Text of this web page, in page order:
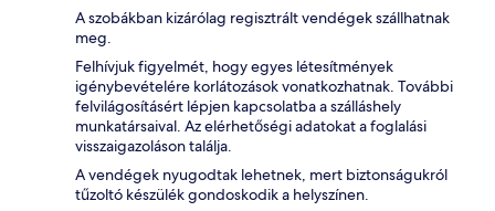
A szobákban kizárólag regisztrált vendégek szállhatnak
meg.
Felhívjuk figyelmét, hogy egyes létesítmények
igénybevételére korlátozások vonatkozhatnak. További
felvilágosításért lépjen kapcsolatba a szálláshely
munkatársaival. Az elérhetőségi adatokat a foglalási
visszaigazoláson találja.
A vendégek nyugodtak lehetnek, mert biztonságukról
tűzoltó készülék gondoskodik a helyszínen.